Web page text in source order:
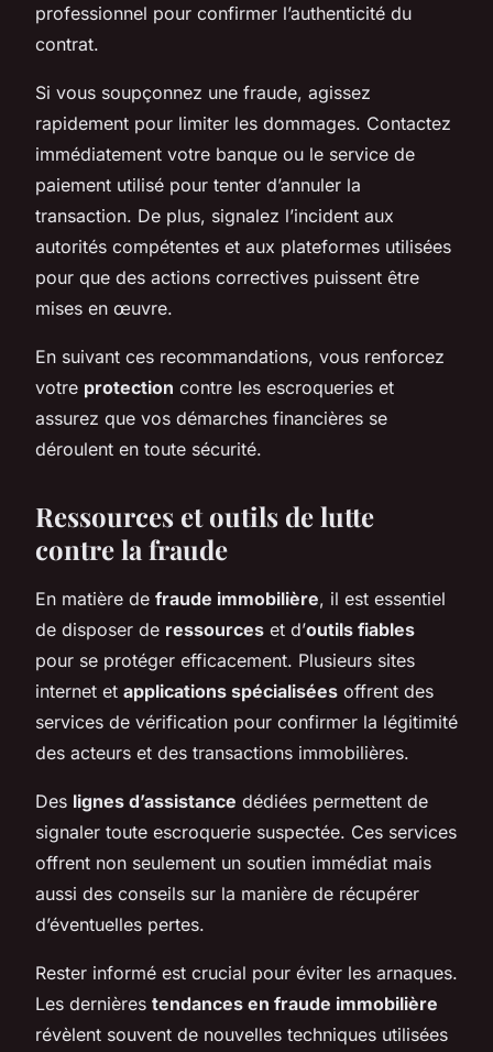
professionnel pour confirmer l’authenticité du
contrat.
Si vous soupçonnez une fraude, agissez
rapidement pour limiter les dommages. Contactez
immédiatement votre banque ou le service de
paiement utilisé pour tenter d’annuler la
transaction. De plus, signalez l’incident aux
autorités compétentes et aux plateformes utilisées
pour que des actions correctives puissent être
mises en œuvre.
En suivant ces recommandations, vous renforcez
votre protection contre les escroqueries et
assurez que vos démarches financières se
déroulent en toute sécurité.
Ressources et outils de lutte
contre la fraude
En matière de fraude immobilière, il est essentiel
de disposer de ressources et d’outils fiables
pour se protéger efficacement. Plusieurs sites
internet et applications spécialisées offrent des
services de vérification pour confirmer la légitimité
des acteurs et des transactions immobilières.
Des lignes d’assistance dédiées permettent de
signaler toute escroquerie suspectée. Ces services
offrent non seulement un soutien immédiat mais
aussi des conseils sur la manière de récupérer
d’éventuelles pertes.
Rester informé est crucial pour éviter les arnaques.
Les dernières tendances en fraude immobilière
révèlent souvent de nouvelles techniques utilisées